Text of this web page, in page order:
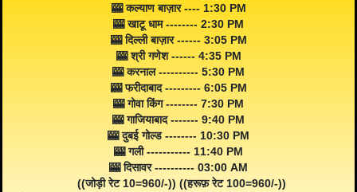
🎰 कल्याण बाज़ार ---- 1:30 PM
🎰 खाटू धाम -------- 2:30 PM
🎰 दिल्ली बाज़ार ------ 3:05 PM
🎰 श्री गणेश ------ 4:35 PM
🎰 करनाल ---------- 5:30 PM
🎰 फरीदाबाद --------- 6:05 PM
🎰 गोवा किंग -------- 7:30 PM
🎰 गाजियाबाद ------- 9:40 PM
🎰 दुबई गोल्ड -------- 10:30 PM
🎰 गली ----------- 11:40 PM
🎰 दिसावर ---------- 03:00 AM
((जोड़ी रेट 10=960/-)) ((हरूफ़ रेट 100=960/-))